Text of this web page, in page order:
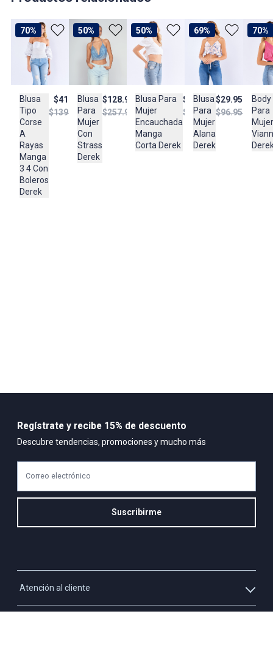
CHINA
Importador:
BAGUER SAS
Cuidado y Lavado
la sombra
Composición:
100% Poliéster Adorno
100% Red Metal Comun.
70%
Blusa
Tipo
Corse
A
Rayas
Manga
3 4 Con
Boleros
Derek
$41.950
$139.950
50%
Blusa
Para
Mujer
Con
Strass
Derek
$128.950
$257.950
50%
Blusa Para
Mujer
Encauchada
Manga
Corta Derek
$124.475
$248.950
69%
Blusa
Para
Mujer
Alana
Derek
$29.950
$96.950
70%
Body
Para
Mujer
Atención al cliente
Regístrate y recibe 15% de descuento
Descubre tendencias, promociones y mucho más
Correo electrónico
Suscribirme